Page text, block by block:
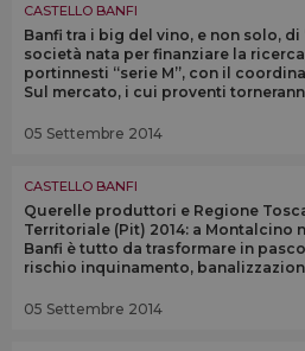
CASTELLO BANFI
Banfi tra i big del vino, e non solo, di
società nata per finanziare la
portinnesti “serie M”, con il
Sul mercato, i cui proventi
05 Settembre 2014
CASTELLO BANFI
Querelle produttori e Regione
Territoriale (Pit) 2014: a Montalcino
Banfi è tutto da trasformare in
rischio inquinamento,
05 Settembre 2014